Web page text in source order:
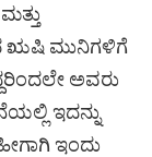
ಋಷಿ ಮುನಿಗಳಿಗೆ
ಅವರು
ಇದನ್ನು
ಇಂದು